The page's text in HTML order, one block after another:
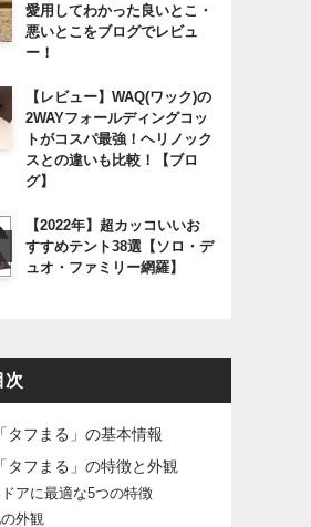
愛用してわかった良いとこ・
悪いとこをブログでレビュ
ー！
【レビュー】WAQ(ワック)の
2WAYフォールディングコッ
トがコスパ最強！ヘリノック
スとの違いも比較！【ブロ
グ】
【2022年】超カッコいいお
すすめテント38選【ソロ・デ
ュオ・ファミリー網羅】
次
タフまる」の基本情報
タフまる」の特徴と外観
アに最適な5つの特徴
外観